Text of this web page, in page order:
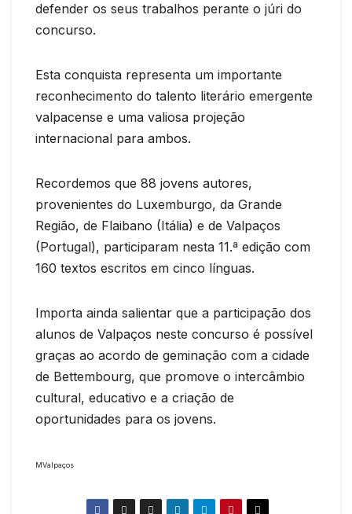
defender os seus trabalhos perante o júri do
concurso.
Esta conquista representa um importante
reconhecimento do talento literário emergente
valpacense e uma valiosa projeção
internacional para ambos.
Recordemos que 88 jovens autores,
provenientes do Luxemburgo, da Grande
Região, de Flaibano (Itália) e de Valpaços
(Portugal), participaram nesta 11.ª edição com
160 textos escritos em cinco línguas.
Importa ainda salientar que a participação dos
alunos de Valpaços neste concurso é possível
graças ao acordo de geminação com a cidade
de Bettembourg, que promove o intercâmbio
cultural, educativo e a criação de
oportunidades para os jovens.
MValpaços